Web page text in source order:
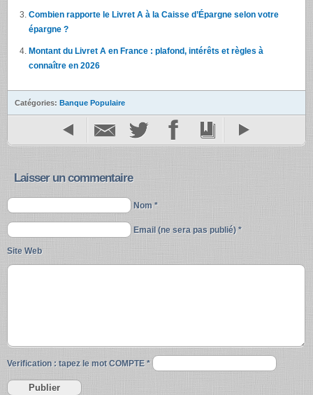
Combien rapporte le Livret A à la Caisse d’Épargne selon votre
épargne ?
Montant du Livret A en France : plafond, intérêts et règles à
connaître en 2026
Catégories: Banque Populaire
Laisser un commentaire
Nom *
Email (ne sera pas publié) *
Site Web
Verification : tapez le motCOMPTE *